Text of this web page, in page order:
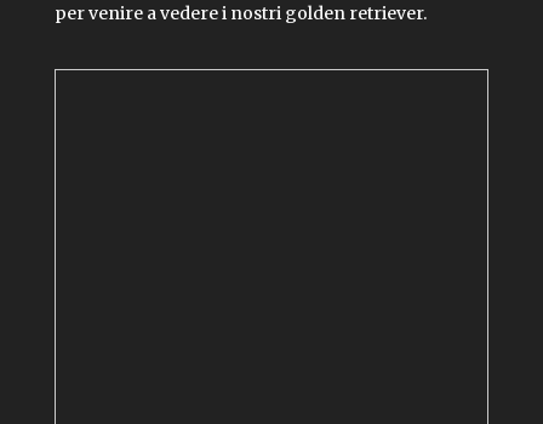
per venire a vedere i nostri golden retriever.